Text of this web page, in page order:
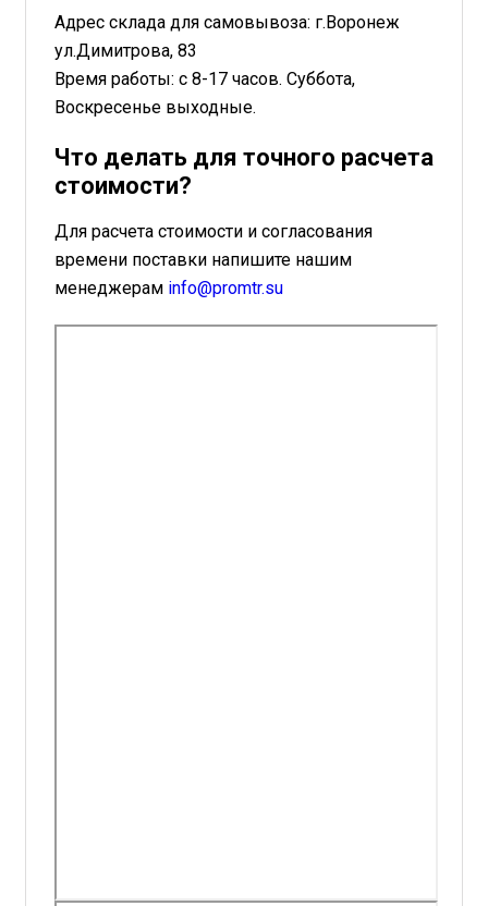
Адрес склада для самовывоза: г.Воронеж
ул.Димитрова, 83
Время работы: с 8-17 часов. Суббота,
Воскресенье выходные.
Что делать для точного расчета
стоимости?
Для расчета стоимости и согласования
времени поставки напишите нашим
менеджерам info@promtr.su